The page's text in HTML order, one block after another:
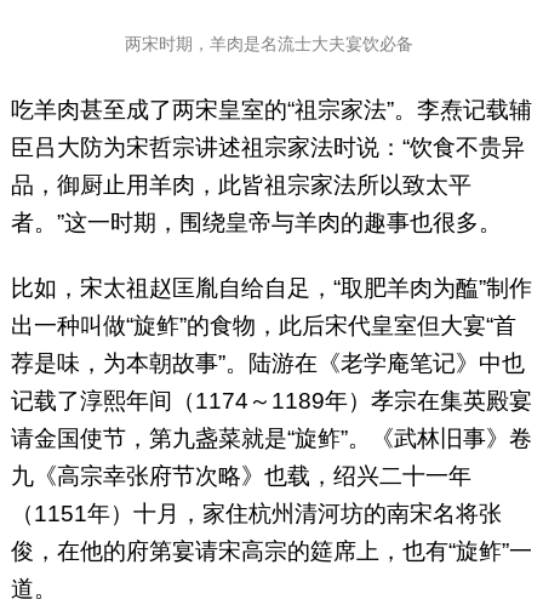
两宋时期，羊肉是名流士大夫宴饮必备
吃羊肉甚至成了两宋皇室的“祖宗家法”。李焘记载辅
臣吕大防为宋哲宗讲述祖宗家法时说：“饮食不贵异
品，御厨止用羊肉，此皆祖宗家法所以致太平
者。”这一时期，围绕皇帝与羊肉的趣事也很多。
比如，宋太祖赵匡胤自给自足，“取肥羊肉为醢”制作
出一种叫做“旋鲊”的食物，此后宋代皇室但大宴“首
荐是味，为本朝故事”。陆游在《老学庵笔记》中也
记载了淳熙年间（1174～1189年）孝宗在集英殿宴
请金国使节，第九盏菜就是“旋鲊”。《武林旧事》卷
九《高宗幸张府节次略》也载，绍兴二十一年
（1151年）十月，家住杭州清河坊的南宋名将张
俊，在他的府第宴请宋高宗的筵席上，也有“旋鲊”一
道。